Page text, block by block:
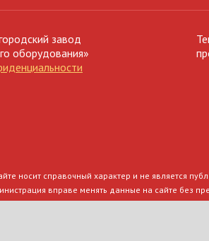
завод
оборудования»
носит справочный характер и не является
вправе менять данные на сайте без